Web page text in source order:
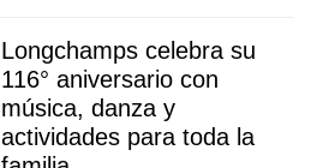
Longchamps celebra su
116° aniversario con
música, danza y
actividades para toda la